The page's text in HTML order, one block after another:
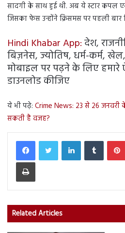
सादगी के साथ हुई थी. अब ये स्टार कपल
जिसका फेस उन्होंने क्रिसमस पर पहली बार
Hindi Khabar App:देश,
बिज़नेस, ज्योतिष, धर्म-कर्म,
मोबाइल पर पढ़ने के लिए हमारे
डाउनलोड कीजिए
ये भी पढ़े: Crime News: 23 से 26 जनवरी
सकती है वजह?
LinkedInTumblr
Print
Related Articles